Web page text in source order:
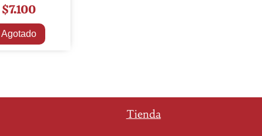
$7.100
Agotado
Tienda